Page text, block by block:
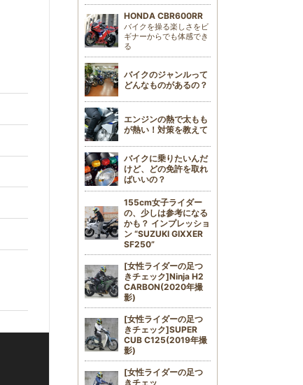
HONDA CBR600RR
バイクを操る楽しさをビ
ギナーからでも体感でき
る
バイクのジャンルって
どんなものがあるの？
エンジンの熱で太もも
が熱い！対策を教えて
バイクに乗りたいんだ
けど、どの免許を取れ
ばいいの？
155cm女子ライダー
の、少しは参考になる
かも？ インプレッショ
ン “SUZUKI GIXXER
SF250”
[女性ライダーの足つ
きチェック]Ninja H2
CARBON(2020年撮
影)
[女性ライダーの足つ
きチェック]SUPER
CUB C125(2019年撮
影)
[女性ライダーの足つ
きチェッ